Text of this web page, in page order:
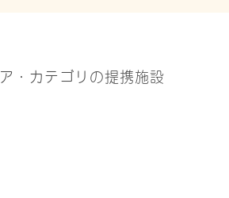
・カテゴリの提携施設